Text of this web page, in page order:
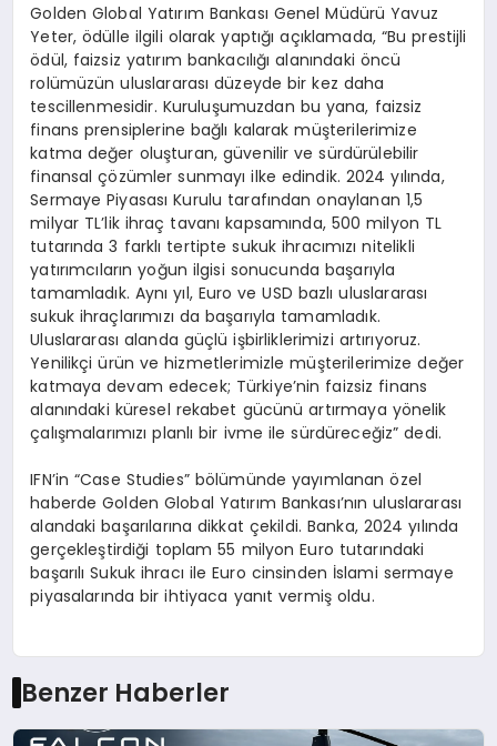
Golden Global Yatırım Bankası Genel Müdürü Yavuz
Yeter, ödülle ilgili olarak yaptığı açıklamada, “Bu prestijli
ödül, faizsiz yatırım bankacılığı alanındaki öncü
rolümüzün uluslararası düzeyde bir kez daha
tescillenmesidir. Kuruluşumuzdan bu yana, faizsiz
finans prensiplerine bağlı kalarak müşterilerimize
katma değer oluşturan, güvenilir ve sürdürülebilir
finansal çözümler sunmayı ilke edindik. 2024 yılında,
Sermaye Piyasası Kurulu tarafından onaylanan 1,5
milyar TL’lik ihraç tavanı kapsamında, 500 milyon TL
tutarında 3 farklı tertipte sukuk ihracımızı nitelikli
yatırımcıların yoğun ilgisi sonucunda başarıyla
tamamladık. Aynı yıl, Euro ve USD bazlı uluslararası
sukuk ihraçlarımızı da başarıyla tamamladık.
Uluslararası alanda güçlü işbirliklerimizi artırıyoruz.
Yenilikçi ürün ve hizmetlerimizle müşterilerimize değer
katmaya devam edecek; Türkiye’nin faizsiz finans
alanındaki küresel rekabet gücünü artırmaya yönelik
çalışmalarımızı planlı bir ivme ile sürdüreceğiz” dedi.
IFN’in “Case Studies” bölümünde yayımlanan özel
haberde Golden Global Yatırım Bankası’nın uluslararası
alandaki başarılarına dikkat çekildi. Banka, 2024 yılında
gerçekleştirdiği toplam 55 milyon Euro tutarındaki
başarılı Sukuk ihracı ile Euro cinsinden İslami sermaye
piyasalarında bir ihtiyaca yanıt vermiş oldu.
Benzer Haberler